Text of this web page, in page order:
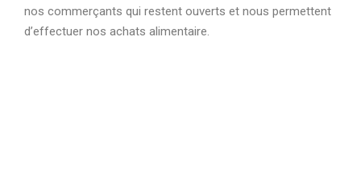
nos commerçants qui restent ouverts et nous permettent
d’effectuer nos achats alimentaire.